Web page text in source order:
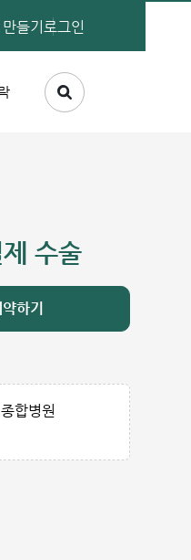
들기 로그인
수술
하기
합병원